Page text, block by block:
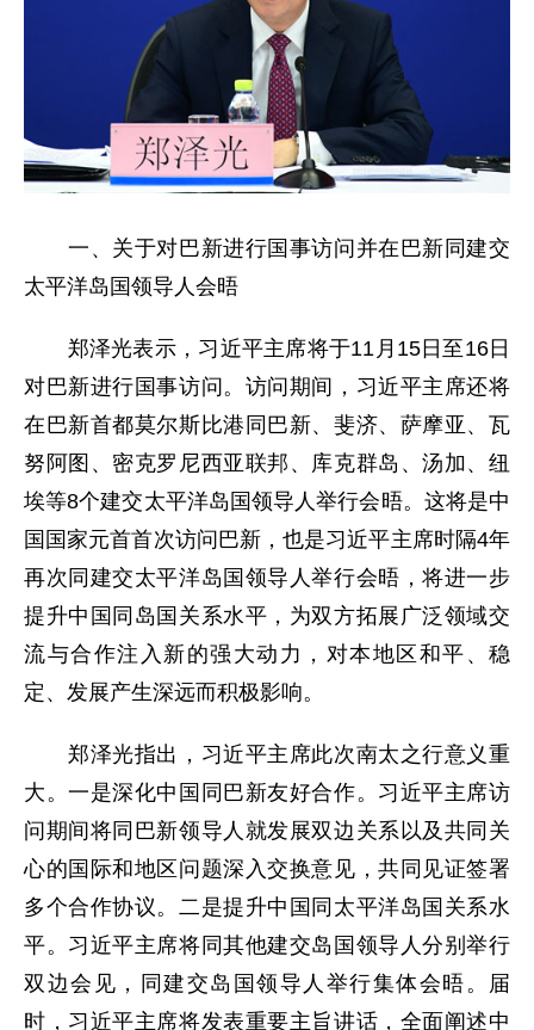
一、关于对巴新进行国事访问并在巴新同建交
太平洋岛国领导人会晤
郑泽光表示，习近平主席将于11月15日至16日
对巴新进行国事访问。访问期间，习近平主席还将
在巴新首都莫尔斯比港同巴新、斐济、萨摩亚、瓦
努阿图、密克罗尼西亚联邦、库克群岛、汤加、纽
埃等8个建交太平洋岛国领导人举行会晤。这将是中
国国家元首首次访问巴新，也是习近平主席时隔4年
再次同建交太平洋岛国领导人举行会晤，将进一步
提升中国同岛国关系水平，为双方拓展广泛领域交
流与合作注入新的强大动力，对本地区和平、稳
定、发展产生深远而积极影响。
郑泽光指出，习近平主席此次南太之行意义重
大。一是深化中国同巴新友好合作。习近平主席访
问期间将同巴新领导人就发展双边关系以及共同关
心的国际和地区问题深入交换意见，共同见证签署
多个合作协议。二是提升中国同太平洋岛国关系水
平。习近平主席将同其他建交岛国领导人分别举行
双边会见，同建交岛国领导人举行集体会晤。届
时，习近平主席将发表重要主旨讲话，全面阐述中